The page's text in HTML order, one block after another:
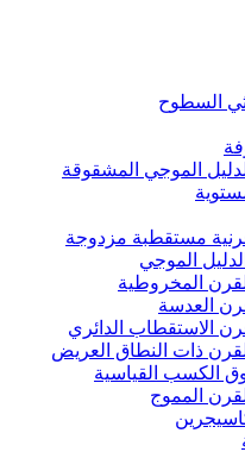
السطوح
الموجي المشقوقة
مستقطبة مزدوجة
الموجي
المخروطية
العدسة
الاستقطاب الدائري
ذات النطاق العريض
الكسب القياسية
المموج